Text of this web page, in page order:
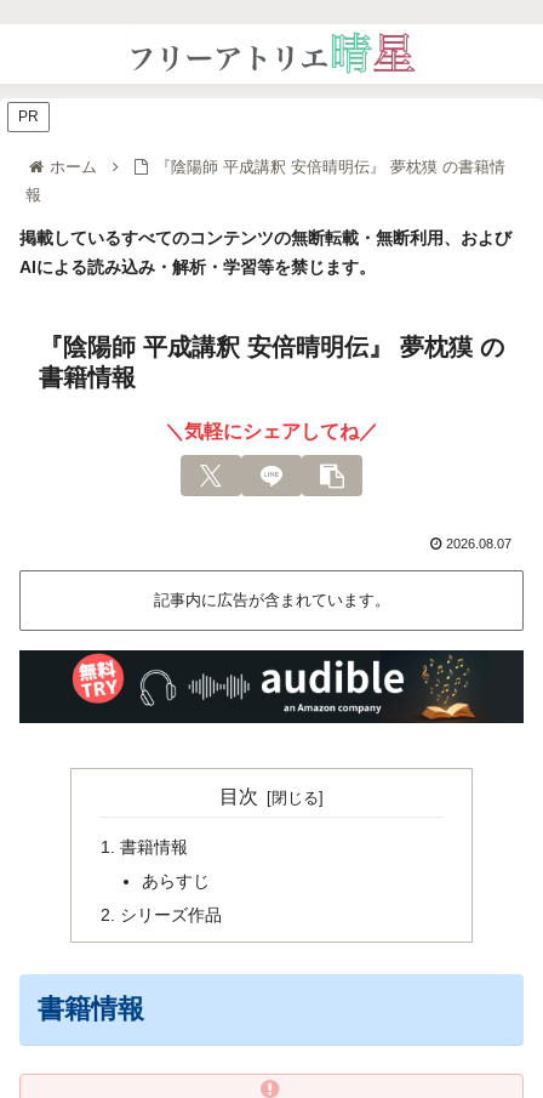
ホーム
『陰陽師 平成講釈 安倍晴明伝』 夢枕獏 の書籍情
報
掲載しているすべてのコンテンツの無断転載・無断利用、および
AIによる読み込み・解析・学習等を禁じます。
『陰陽師 平成講釈 安倍晴明伝』 夢枕獏 の
書籍情報
＼気軽にシェアしてね／
2026.08.07
記事内に広告が含まれています。
PR
目次
書籍情報
あらすじ
シリーズ作品
書籍情報